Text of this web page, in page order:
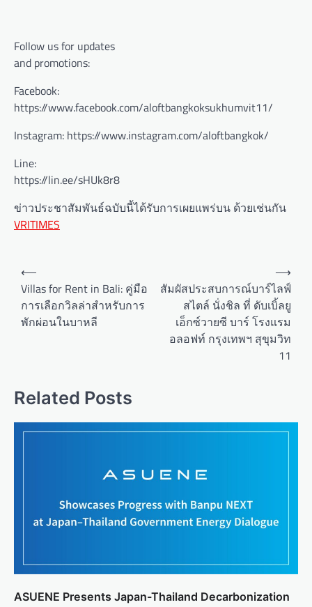
Follow us for updates
and promotions:
Facebook:
https://www.facebook.com/aloftbangkoksukhumvit11/
Instagram: https://www.instagram.com/aloftbangkok/
Line:
https://lin.ee/sHUk8r8
ข่าวประชาสัมพันธ์ฉบับนี้ได้รับการเผยแพร่บน ด้วยเช่นกัน
VRITIMES
v
i
⟵
Villas for Rent in Bali: คู่มือ
การเลือกวิลล่าสำหรับการ
พักผ่อนในบาหลี
สัมผัสประสบการณ์บาร์ไลฟ์
สไตล์ นั่งชิล ที่ ดับเบิ้ลยู
เอ็กซ์วายซี บาร์ โรงแรม
อลอฟท์ กรุงเทพฯ สุขุมวิท
11
⟶
Related Posts
ASUENE Presents Japan-Thailand Decarbonization